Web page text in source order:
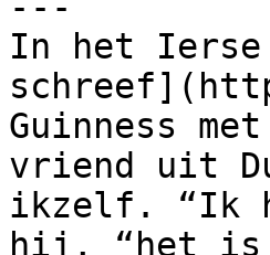
In het Ierse
Guinness
vriend uit
ikzelf. “Ik
hij, “het is